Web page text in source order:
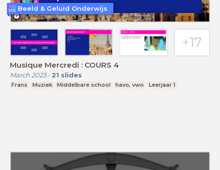
Musique Mercredi : COURS 4
March 2023- 21 slides
Frans Muziek Middelbare school havo, vwo Leerjaar 1
Beeld & Geluid Onderwijs